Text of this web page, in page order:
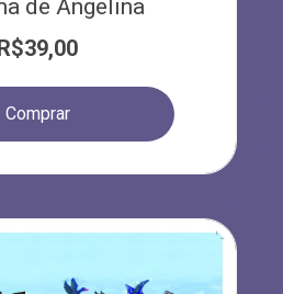
de Angelina
39,00
Comprar